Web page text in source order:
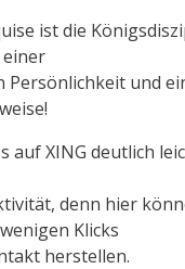
ist die
Persönlichkeit und
auf XING deutlich
denn hier
Klicks
herstellen.